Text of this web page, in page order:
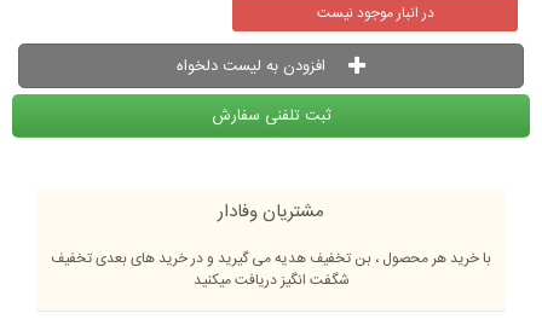
در انبار موجود نیست
افزودن به لیست دلخواه
ثبت تلفنی سفارش
مشتریان وفادار
با خرید هر محصول ، بن تخفیف هدیه می گیرید و در خرید های بعدی تخفیف
شگفت انگیز دریافت میکنید